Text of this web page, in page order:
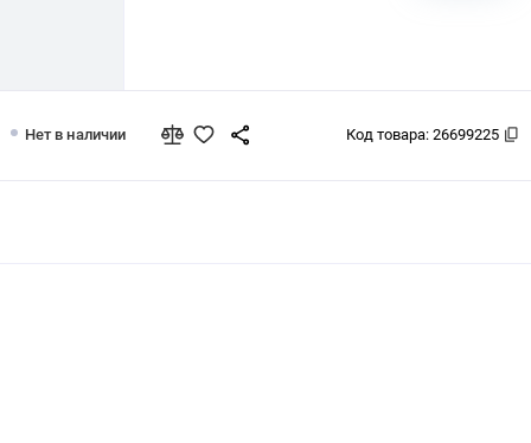
Нет в наличии Код товара: 26699225